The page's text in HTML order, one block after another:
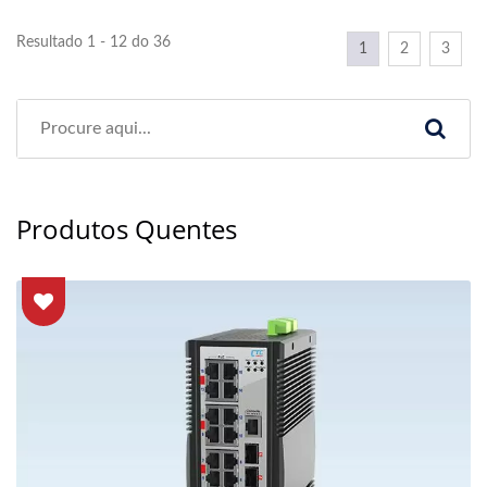
Resultado 1 - 12 do 36 1 2 3
Produtos Quentes